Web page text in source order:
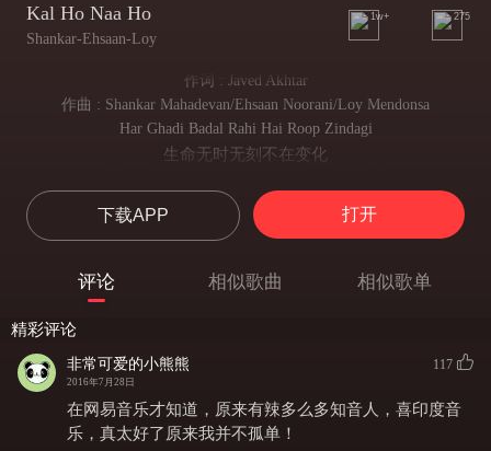
Kal Ho Naa Ho
Shankar-Ehsaan-Loy
1w+ 275
作词 : Javed Akhtar
作曲 : Shankar Mahadevan/Ehsaan Noorani/Loy Mendonsa
Har Ghadi Badal Rahi Hai Roop Zindagi
生命无时无刻不在变化
有时充满阴影，有时充满阳光
Har Pal Yahan
每一时刻
都要活得充实 那是属于你的时间
Har Ghadi Badal Rahi Hai Roop Zindagi
Chaanv Hai Kabhi, Kabhi Hai Dhoop Zindagi
有时充满阴影，有时充满阳光
下载APP 打开
评论 相似歌曲 相似歌单
精彩评论
非常可爱的小熊熊
2016年7月28日
117
在网易音乐才知道，原来有辣多么多知音人，喜印度音
乐，真太好了原来我并不孤单！